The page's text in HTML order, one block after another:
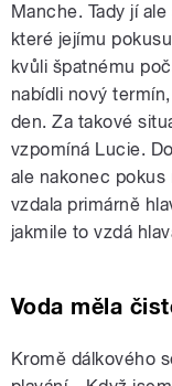
Manche. Tady jí
které jejímu
kvůli špatnému
nabídli nový
den. Za takové
vzpomíná Lucie.
ale nakonec
vzdala primárně
jakmile to vzdá
Voda měla
Kromě dálkového